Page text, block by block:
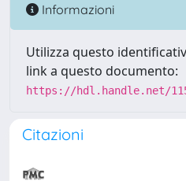
Informazioni
Utilizza questo
link a questo documento:
https://hdl.handle.net/
Citazioni